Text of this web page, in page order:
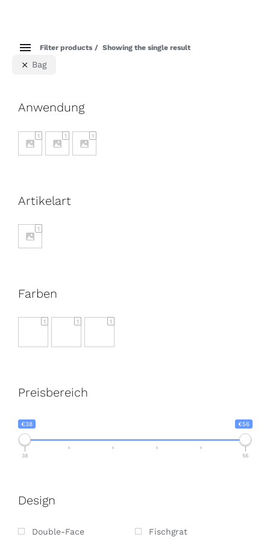
Filter products Showing the single result
Bag
Anwendung
1 1 1
Artikelart
1
Farben
1 1 1
Preisbereich
€38 €56
38 56
Design
Double-Face Fischgrat